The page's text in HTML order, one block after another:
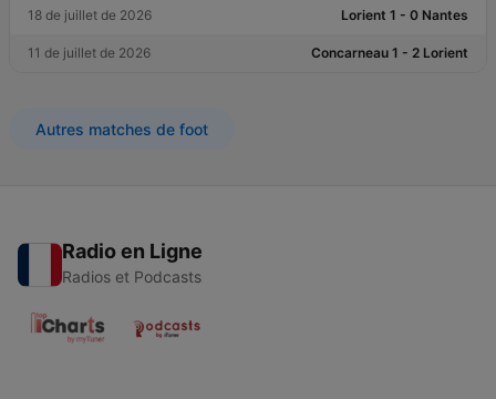
18 de juillet de 2026 Lorient 1 - 0 Nantes
11 de juillet de 2026 Concarneau 1 - 2 Lorient
Autres matches de foot
Radio en Ligne
Radios et Podcasts